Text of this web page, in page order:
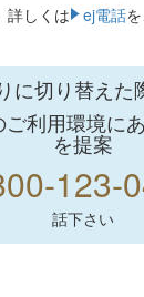
詳しくは
ej電話
に切り替えた
利用環境に
を提案
123-
話下さい